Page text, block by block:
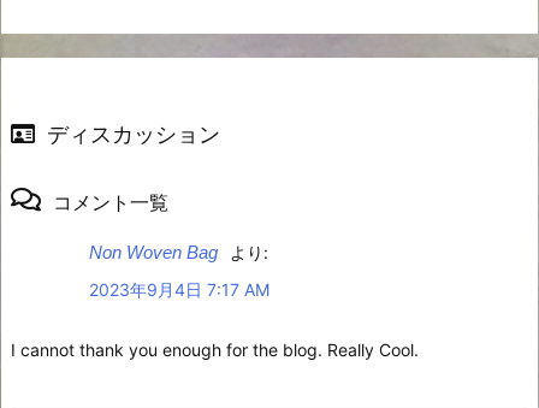
ディスカッション
コメント一覧
Non Woven Bag
より:
2023年9月4日 7:17 AM
I cannot thank you enough for the blog. Really Cool.